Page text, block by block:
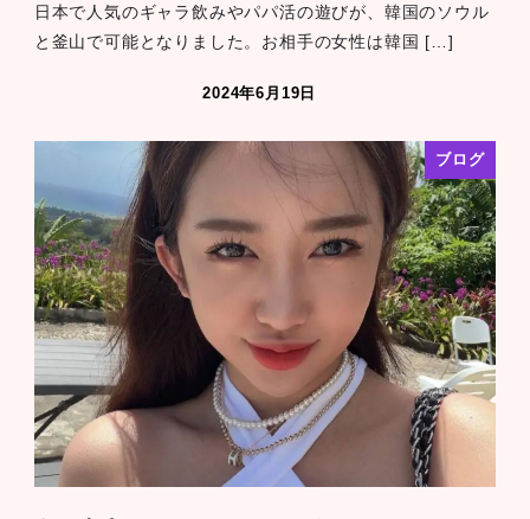
日本で人気のギャラ飲みやパパ活の遊びが、韓国のソウル
と釜山で可能となりました。お相手の女性は韓国 […]
2024年6月19日
ブログ